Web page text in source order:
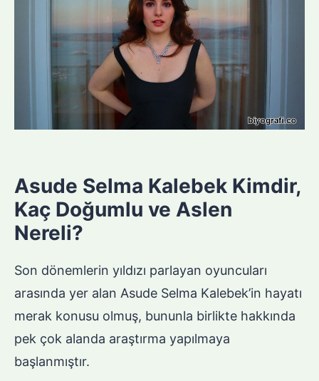
Asude Selma Kalebek Kimdir,
Kaç Doğumlu ve Aslen
Nereli?
Son dönemlerin yıldızı parlayan oyuncuları
arasında yer alan Asude Selma Kalebek’in hayatı
merak konusu olmuş, bununla birlikte hakkında
pek çok alanda araştırma yapılmaya
başlanmıştır.